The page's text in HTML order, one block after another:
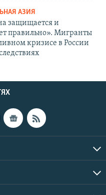
АЗИЯ
защищается и
правильно». Мигранты
кризисе в России